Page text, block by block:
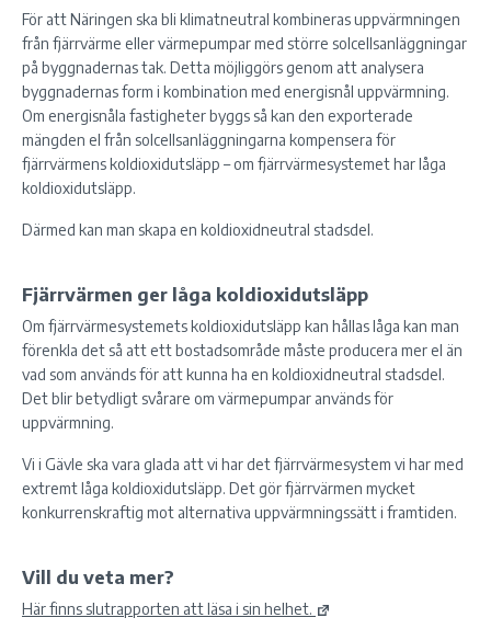
För att Näringen ska bli klimatneutral kombineras uppvärmningen
från fjärrvärme eller värmepumpar med större solcellsanläggningar
på byggnadernas tak. Detta möjliggörs genom att analysera
byggnadernas form i kombination med energisnål uppvärmning.
Om energisnåla fastigheter byggs så kan den exporterade
mängden el från solcellsanläggningarna kompensera för
fjärrvärmens koldioxidutsläpp – om fjärrvärmesystemet har låga
koldioxidutsläpp.
Därmed kan man skapa en koldioxidneutral stadsdel.
Fjärrvärmen ger låga koldioxidutsläpp
Om fjärrvärmesystemets koldioxidutsläpp kan hållas låga kan man
förenkla det så att ett bostadsområde måste producera mer el än
vad som används för att kunna ha en koldioxidneutral stadsdel.
Det blir betydligt svårare om värmepumpar används för
uppvärmning.
Vi i Gävle ska vara glada att vi har det fjärrvärmesystem vi har med
extremt låga koldioxidutsläpp. Det gör fjärrvärmen mycket
konkurrenskraftig mot alternativa uppvärmningssätt i framtiden.
Vill du veta mer?
Här finns slutrapporten att läsa i sin helhet.